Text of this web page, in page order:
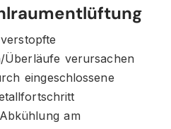
Überläufe verursachen
eingeschlossene
am